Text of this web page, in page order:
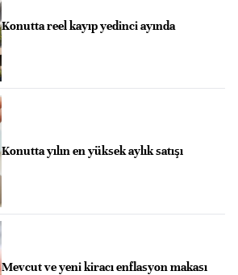
Konutta reel kayıp yedinci ayında
Konutta yılın en yüksek aylık satışı
Mevcut ve yeni kiracı enflasyon makası